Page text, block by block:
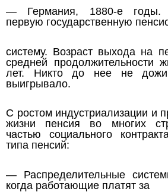
— Германия, 1880-е годы.
первую государственную
систему. Возраст выхода на
средней продолжительности
лет. Никто до нее не
выигрывало.
С ростом индустриализации и
жизни пенсия во многих
частью социального
типа пенсий:
— Распределительные
когда работающие платят за